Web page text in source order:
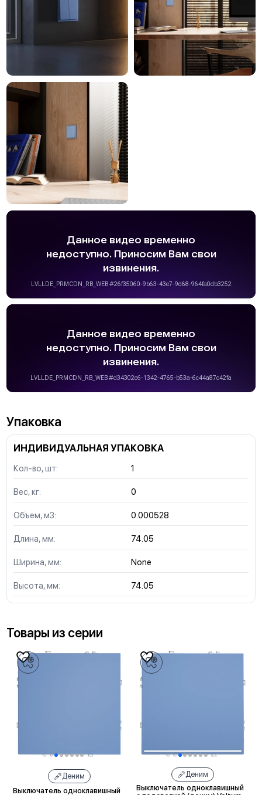
Упаковка
ИНДИВИДУАЛЬНАЯ УПАКОВКА
Кол-во, шт: 1
Вес, кг: 0
Объем, м3: 0.000528
Длина, мм: 74.05
Ширина, мм: None
Высота, мм: 74.05
Товары из серии
Деним
Выключатель одноклавишный
Деним
Выключатель одноклавишный